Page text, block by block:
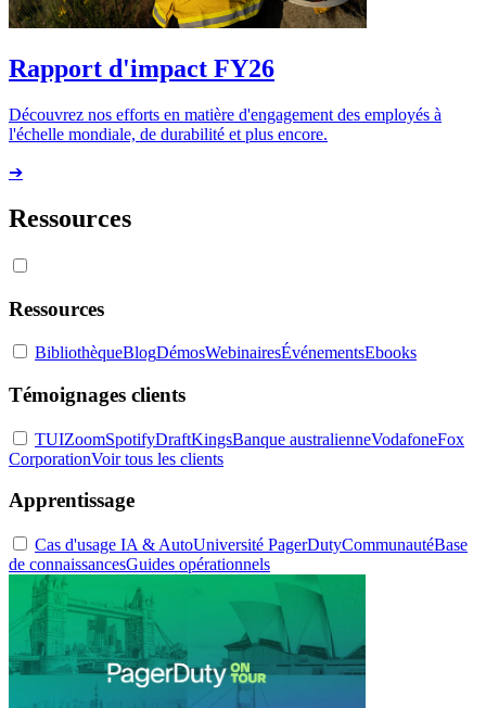
Rapport d'impact FY26
Découvrez nos efforts en matière d'engagement des employés à
l'échelle mondiale, de durabilité et plus encore.
➔
Ressources
Ressources
BibliothèqueBlogDémosWebinairesÉvénementsEbooks
Témoignages clients
TUIZoomSpotifyDraftKingsBanque australienneVodafoneFox
CorporationVoir tous les clients
Apprentissage
Cas d'usage IA & AutoUniversité PagerDutyCommunautéBase
de connaissancesGuides opérationnels